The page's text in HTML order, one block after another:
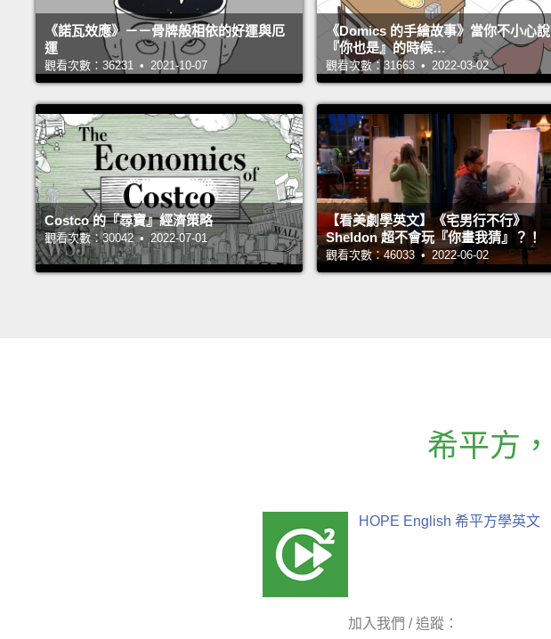
《諾瓦效應》－－骨牌般相依的好運與厄
運
觀看次數：36231 • 2021-10-07
《Domics 的手繪故事》當你不小心說
『你也是』的時候…
觀看次數：31663 • 2022-03-02
Costco 的『尋寶』經濟策略
觀看次數：30042 • 2022-07-01
【看美劇學英文】《宅男行不行》
Sheldon 超不會玩『你畫我猜』？！
觀看次數：46033 • 2022-06-02
希平方 ，
HOPE English 希平方學英文
加入我們 / 追蹤：